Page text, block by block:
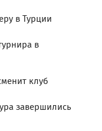
в Турции
в
клуб
завершились